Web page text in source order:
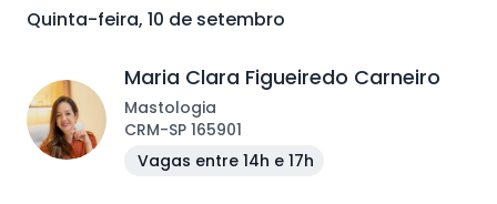
Quinta-feira, 10 de setembro
Maria Clara Figueiredo Carneiro
Mastologia
CRM-SP 165901
Vagas entre 14h e 17h